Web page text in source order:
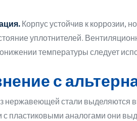
Корпус устойчив к коррозии,
уплотнителей.
температуры следует
с
нержавеющей стали выделяются
с пластиковыми аналогами они